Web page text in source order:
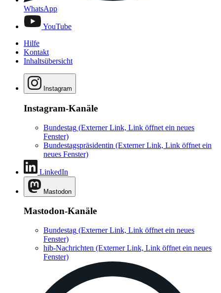
WhatsApp
YouTube
Hilfe
Kontakt
Inhaltsübersicht
Instagram
Instagram-Kanäle
Bundestag (Externer Link, Link öffnet ein neues
Fenster)
Bundestagspräsidentin (Externer Link, Link öffnet ein
neues Fenster)
LinkedIn
Mastodon
Mastodon-Kanäle
Bundestag (Externer Link, Link öffnet ein neues
Fenster)
hib-Nachrichten (Externer Link, Link öffnet ein neues
Fenster)